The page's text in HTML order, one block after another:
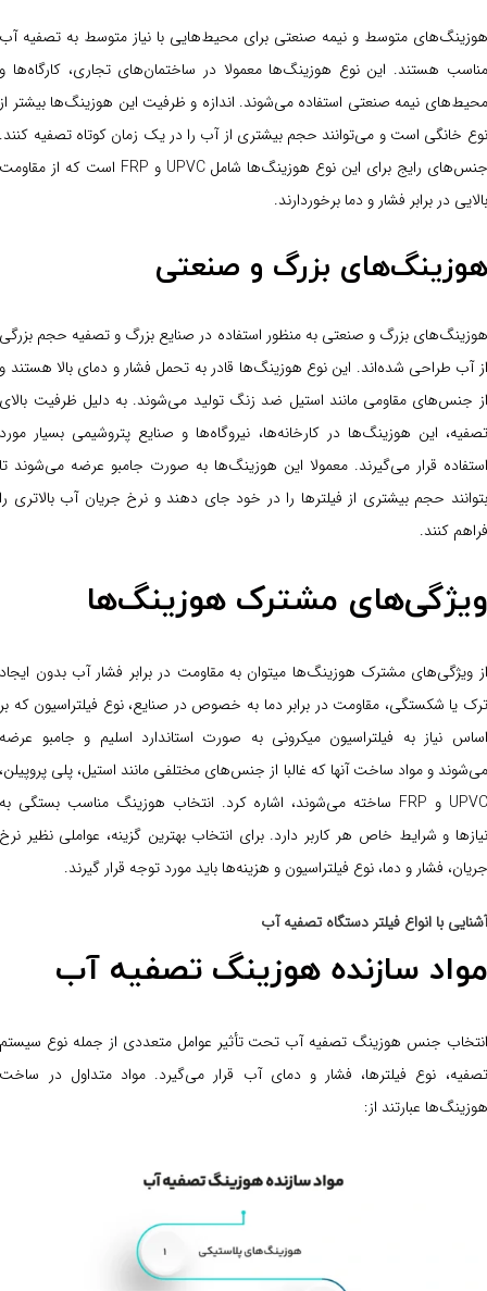
هوزینگ‌های متوسط و نیمه صنعتی برای محیط‌هایی با نیاز متوسط به تصفیه آب
مناسب هستند. این نوع هوزینگ‌ها معمولا در ساختمان‌های تجاری، کارگاه‌ها و
محیط‌های نیمه صنعتی استفاده می‌شوند. اندازه و ظرفیت این هوزینگ‌ها بیشتر از
نوع خانگی است و می‌توانند حجم بیشتری از آب را در یک زمان کوتاه تصفیه کنند.
جنس‌های رایج برای این نوع هوزینگ‌ها شامل UPVC و FRP است که از مقاومت
بالایی در برابر فشار و دما برخوردارند.
هوزینگ‌های بزرگ و صنعتی
هوزینگ‌های بزرگ و صنعتی به منظور استفاده در صنایع بزرگ و تصفیه حجم بزرگی
از آب طراحی شده‌اند. این نوع هوزینگ‌ها قادر به تحمل فشار و دمای بالا هستند و
از جنس‌های مقاومی مانند استیل ضد زنگ تولید می‌شوند. به دلیل ظرفیت بالای
تصفیه، این هوزینگ‌ها در کارخانه‌ها، نیروگاه‌ها و صنایع پتروشیمی بسیار مورد
استفاده قرار می‌گیرند. معمولا این هوزینگ‌ها به صورت جامبو عرضه می‌شوند تا
بتوانند حجم بیشتری از فیلترها را در خود جای دهند و نرخ جریان آب بالاتری را
فراهم کنند.
ویژگی‌های مشترک هوزینگ‌ها
از ویژگی‌های مشترک هوزینگ‌ها میتوان به مقاومت در برابر فشار آب بدون ایجاد
ترک یا شکستگی، مقاومت در برابر دما به خصوص در صنایع، نوع فیلتراسیون که بر
اساس نیاز به فیلتراسیون میکرونی به صورت استاندارد اسلیم و جامبو عرضه
می‌شوند و مواد ساخت آنها که غالبا از جنس‌های مختلفی مانند استیل، پلی پروپیلن،
UPVC و FRP ساخته می‌شوند، اشاره کرد. انتخاب هوزینگ مناسب بستگی به
نیازها و شرایط خاص هر کاربر دارد. برای انتخاب بهترین گزینه، عواملی نظیر نرخ
جریان، فشار و دما، نوع فیلتراسیون و هزینه‌ها باید مورد توجه قرار گیرند.
آشنایی با انواع فیلتر دستگاه تصفیه آب
مواد سازنده هوزینگ تصفیه آب
انتخاب جنس هوزینگ تصفیه آب تحت تأثیر عوامل متعددی از جمله نوع سیستم
تصفیه، نوع فیلترها، فشار و دمای آب قرار می‌گیرد. مواد متداول در ساخت
هوزینگ‌ها عبارتند از: